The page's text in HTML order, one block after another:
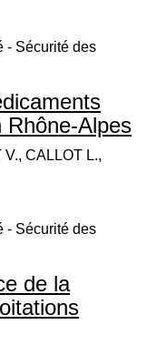
- Sécurité des
Rhône-Alpes
CALLOT L.,
- Sécurité des
de la